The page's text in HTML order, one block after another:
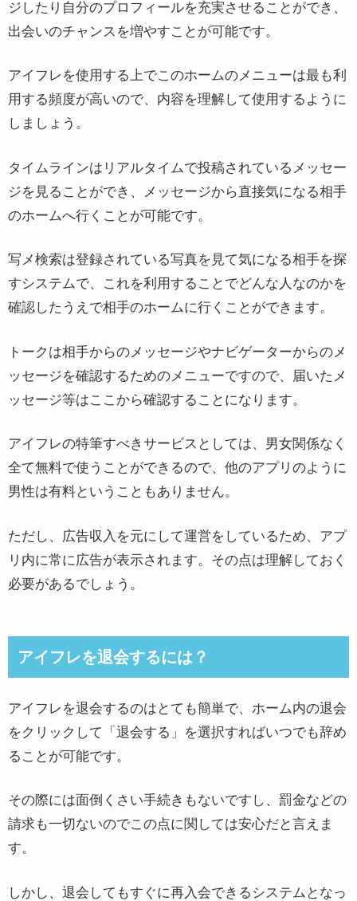
ジしたり自分のプロフィールを充実させることができ、
出会いのチャンスを増やすことが可能です。
アイフレを使用する上でこのホームのメニューは最も利
用する頻度が高いので、内容を理解して使用するように
しましょう。
タイムラインはリアルタイムで投稿されているメッセー
ジを見ることができ、メッセージから直接気になる相手
のホームへ行くことが可能です。
写メ検索は登録されている写真を見て気になる相手を探
すシステムで、これを利用することでどんな人なのかを
確認したうえで相手のホームに行くことができます。
トークは相手からのメッセージやナビゲーターからのメ
ッセージを確認するためのメニューですので、届いたメ
ッセージ等はここから確認することになります。
アイフレの特筆すべきサービスとしては、男女関係なく
全て無料で使うことができるので、他のアプリのように
男性は有料ということもありません。
ただし、広告収入を元にして運営をしているため、アプ
リ内に常に広告が表示されます。その点は理解しておく
必要があるでしょう。
アイフレを退会するには？
アイフレを退会するのはとても簡単で、ホーム内の退会
をクリックして「退会する」を選択すればいつでも辞め
ることが可能です。
その際には面倒くさい手続きもないですし、罰金などの
請求も一切ないのでこの点に関しては安心だと言えま
す。
しかし、退会してもすぐに再入会できるシステムとなっ